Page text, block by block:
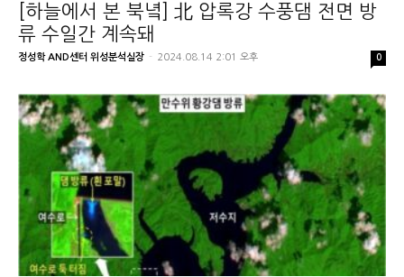
[하늘에서 본 북녘] 北 압록강 수풍댐 전면 방
류 수일간 계속돼
정성학 AND센터 위성분석실장 - 2024.08.14 2:01 오후 0